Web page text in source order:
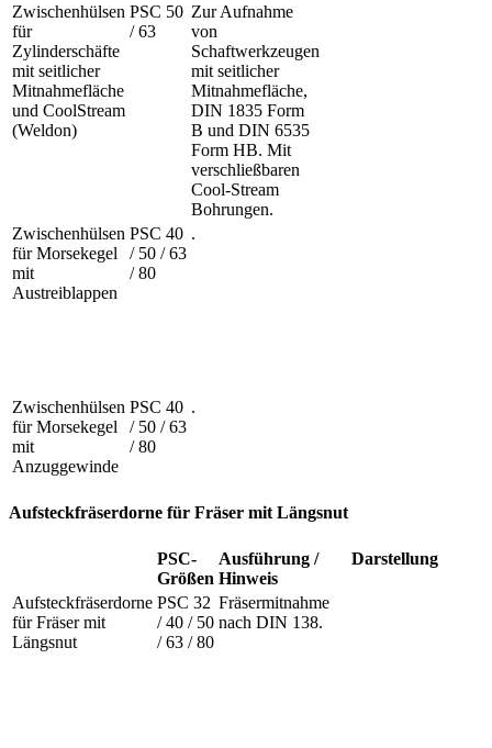
Zwischenhülsen
für
Zylinderschäfte
mit seitlicher
Mitnahmefläche
und CoolStream
(Weldon)
PSC 50
/ 63
Zur Aufnahme
von
Schaftwerkzeugen
mit seitlicher
Mitnahmefläche,
DIN 1835 Form
B und DIN 6535
Form HB. Mit
verschließbaren
Cool-Stream
Bohrungen.
Zwischenhülsen
für Morsekegel
mit
Austreiblappen
PSC 40
/ 50 / 63
/ 80
.
Zwischenhülsen
für Morsekegel
mit
Anzuggewinde
PSC 40
/ 50 / 63
/ 80
.
Aufsteckfräserdorne für Fräser mit Längsnut
PSC-
Größen
Ausführung /
Hinweis
Darstellung
Aufsteckfräserdorne
für Fräser mit
Längsnut
PSC 32
/ 40 / 50
/ 63 / 80
Fräsermitnahme
nach DIN 138.